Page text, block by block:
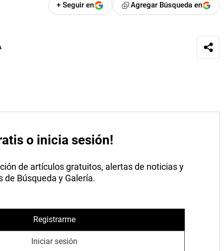
+ Seguir en Agregar Búsqueda en
o inicia sesión!
de artículos gratuitos, alertas de noticias y
de Búsqueda y Galería.
Registrarme
Iniciar sesión